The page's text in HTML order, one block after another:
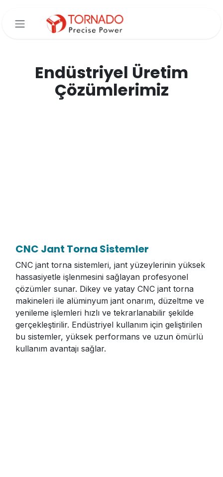
Endüstriyel Üretim
Çözümlerimiz
CNC Jant Torna Sistemler
CNC jant torna sistemleri, jant yüzeylerinin yüksek
hassasiyetle işlenmesini sağlayan profesyonel
çözümler sunar. Dikey ve yatay CNC jant torna
makineleri ile alüminyum jant onarım, düzeltme ve
yenileme işlemleri hızlı ve tekrarlanabilir şekilde
gerçekleştirilir. Endüstriyel kullanım için geliştirilen
bu sistemler, yüksek performans ve uzun ömürlü
kullanım avantajı sağlar.